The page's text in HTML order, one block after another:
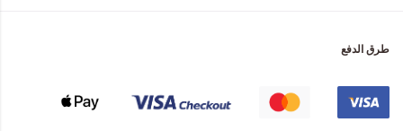
طرق الدفع